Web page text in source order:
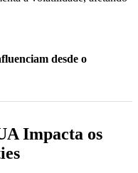
desde o
Impacta os